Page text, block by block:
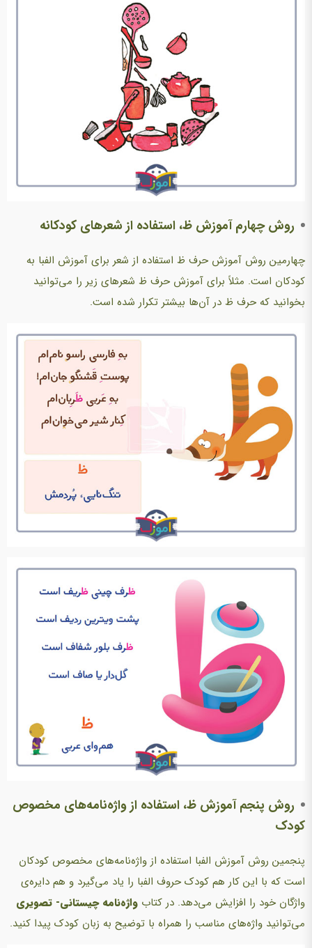
روش چهارم آموزش ظ، استفاده از شعرهای کودکانه
چهارمین روش آموزش حرف ظ استفاده از شعر برای آموزش الفبا به
کودکان است. مثلاً برای آموزش حرف ظ شعرهای زیر را می‌توانید
بخوانید که حرف ظ در آن‌ها بیشتر تکرار شده است.
روش پنجم آموزش ظ، استفاده از واژه‌نامه‌های مخصوص
کودک
پنجمین روش آموزش الفبا استفاده از واژه‌نامه‌های مخصوص کودکان
است که با این کار هم کودک حروف الفبا را یاد می‌گیرد و هم دایره‌ی
واژگان خود را افزایش می‌دهد. در کتاب واژه‌نامه چیستانی- تصویری
می‌توانید واژه‌های مناسب را همراه با توضیح به زبان کودک پیدا کنید.